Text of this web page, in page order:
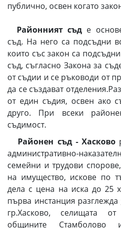
публично, освен когато
Районният съд е
съд. На него са подсъдни
които със закон са
съд, съгласно Закона за
от съдии и се ръководи от
да се създават
от един съдия, освен ако
друго. При всеки
съдимост.
Районен съд - Хасково
административно-
семейни и трудови
на имущество, искове по
дела с цена на иска до 25
първа инстанция
гр.Хасково, селищата
общините